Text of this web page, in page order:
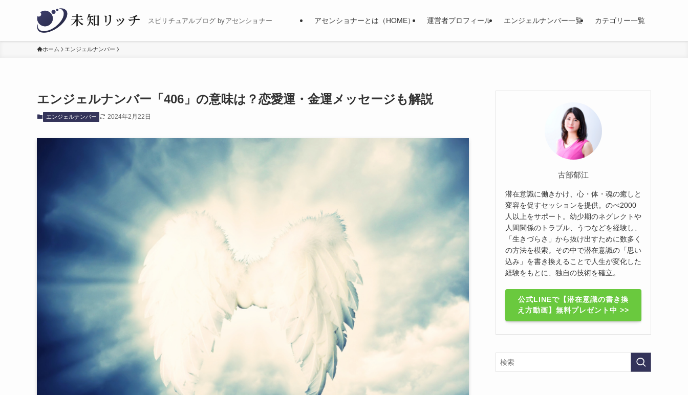
スピリチュアルブログ byアセンショナー アセンショナーとは（HOME） 運営者プロフィール エンジェルナンバー一覧 カテゴリー一覧
ホーム エンジェルナンバー
エンジェルナンバー「406」の意味は？恋愛運・金運メッセージも解説
エンジェルナンバー 2024年2月22日
古部郁江
潜在意識に働きかけ、心・体・魂の癒しと
変容を促すセッションを提供。のべ2000
人以上をサポート。幼少期のネグレクトや
人間関係のトラブル、うつなどを経験し、
「生きづらさ」から抜け出すために数多く
の方法を模索。その中で潜在意識の「思い
込み」を書き換えることで人生が変化した
経験をもとに、独自の技術を確立。
公式LINEで【潜在意識の書き換
え方動画】無料プレゼント中 >>